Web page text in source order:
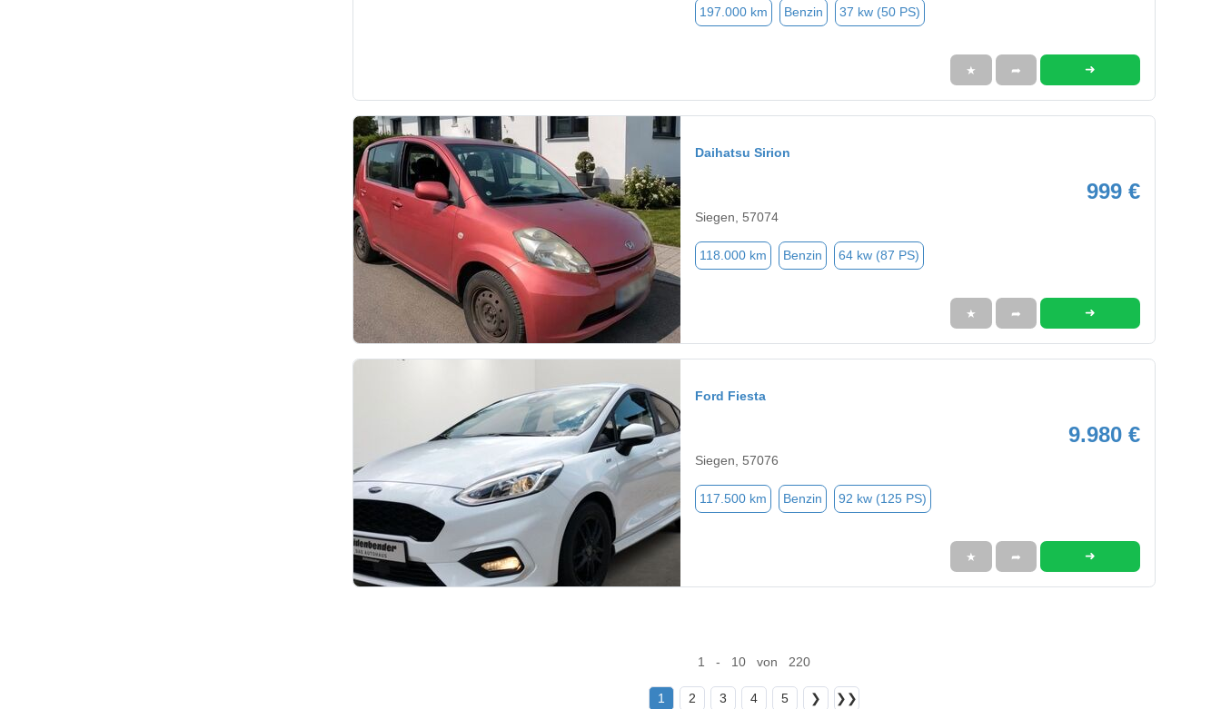
197.000 km Benzin 37 kw (50 PS)
★ ➦ ➜
Daihatsu Sirion
999 €
Siegen, 57074
118.000 km Benzin 64 kw (87 PS)
★ ➦ ➜
Ford Fiesta
9.980 €
Siegen, 57076
117.500 km Benzin 92 kw (125 PS)
★ ➦ ➜
1 - 10 von 220
1 2 3 4 5 ❯ ❯❯